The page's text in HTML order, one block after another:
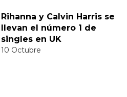
Rihanna y Calvin Harris se
llevan el número 1 de
singles en UK
10 Octubre